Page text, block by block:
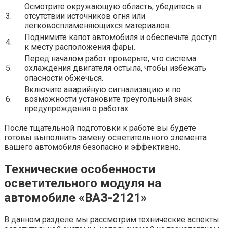
3.
Осмотрите окружающую область, убедитесь в
отсутствии источников огня или
легковоспламеняющихся материалов.
4.
Поднимите капот автомобиля и обеспечьте доступ
к месту расположения фары.
5.
Перед началом работ проверьте, что система
охлаждения двигателя остыла, чтобы избежать
опасности обжечься.
6.
Включите аварийную сигнализацию и по
возможности установите треугольный знак
предупреждения о работах.
После тщательной подготовки к работе вы будете
готовы выполнить замену осветительного элемента
вашего автомобиля безопасно и эффективно.
Технические особенности
осветительного модуля на
автомобиле «ВАЗ-2121»
В данном разделе мы рассмотрим технические аспекты